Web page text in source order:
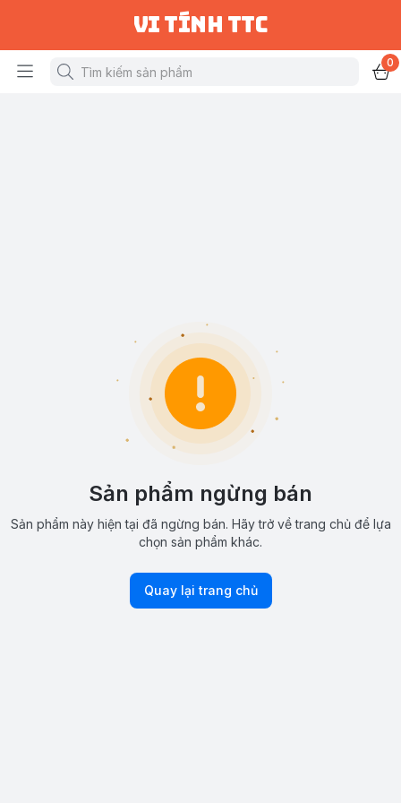
vi tính ttc
0
Sản phẩm ngừng bán
Sản phẩm này hiện tại đã ngừng bán. Hãy trở về trang chủ để lựa
chọn sản phẩm khác.
Quay lại trang chủ